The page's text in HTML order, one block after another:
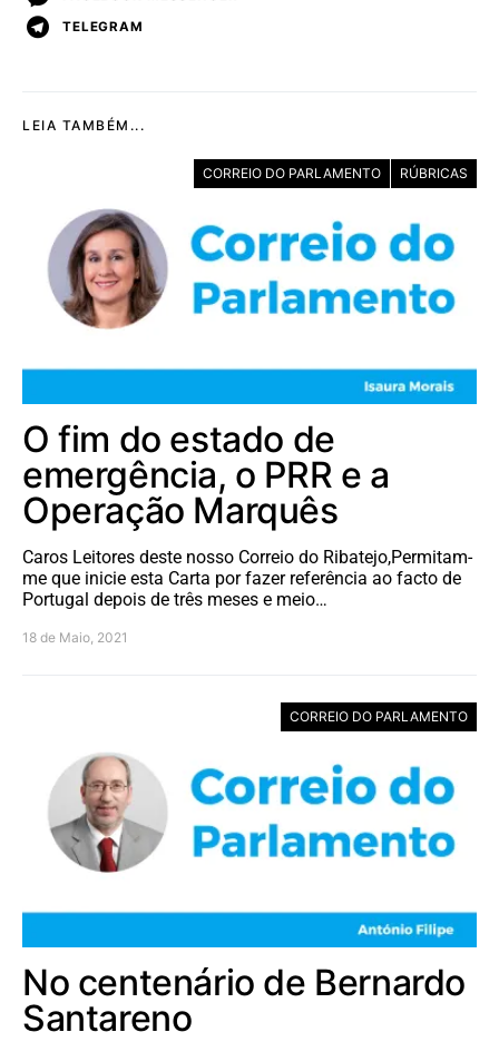
TELEGRAM
LEIA TAMBÉM...
CORREIO DO PARLAMENTO RÚBRICAS
O fim do estado de
emergência, o PRR e a
Operação Marquês
Caros Leitores deste nosso Correio do Ribatejo,Permitam-
me que inicie esta Carta por fazer referência ao facto de
Portugal depois de três meses e meio…
18 de Maio, 2021
CORREIO DO PARLAMENTO
No centenário de Bernardo
Santareno